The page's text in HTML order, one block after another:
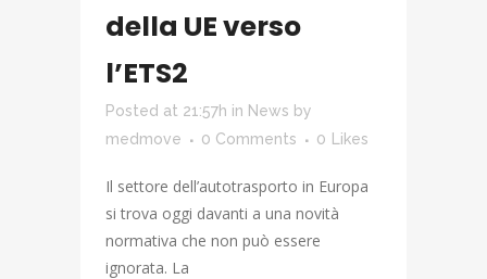
della UE verso
l’ETS2
Posted at 21:57h in News by
medmove
0 Comments 0 Likes
Il settore dell’autotrasporto in Europa
si trova oggi davanti a una novità
normativa che non può essere
ignorata. La